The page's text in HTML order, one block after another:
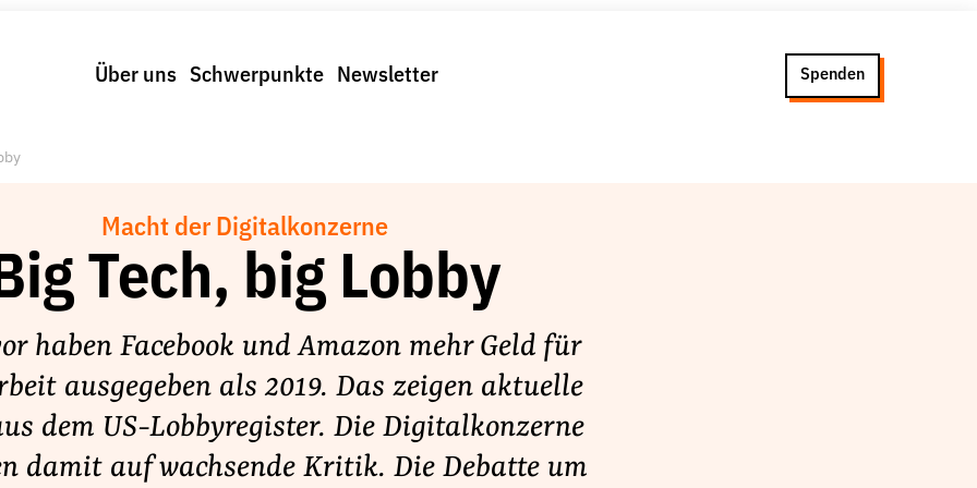
Über uns Schwerpunkte Newsletter Spenden
Macht der Digitalkonzerne
Tech, big Lobby
haben Facebook und Amazon mehr Geld für
ausgegeben als 2019. Das zeigen aktuelle
dem US-Lobbyregister. Die Digitalkonzerne
damit auf wachsende Kritik. Die Debatte um